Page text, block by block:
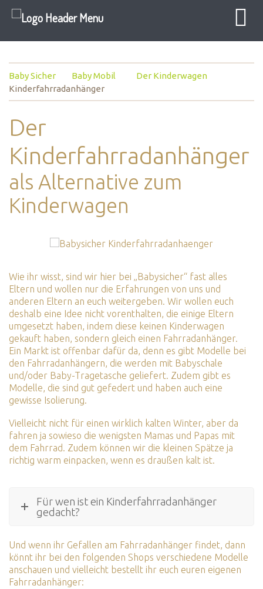
Baby Sicher Baby Mobil
Der Kinderwagen
Kinderfahrradanhänger
Der
Kinderfahrradanhänger
als Alternative zum
Kinderwagen
Wie ihr wisst, sind wir hier bei „Babysicher“ fast alles
Eltern und wollen nur die Erfahrungen von uns und
anderen Eltern an euch weitergeben. Wir wollen euch
deshalb eine Idee nicht vorenthalten, die einige Eltern
umgesetzt haben, indem diese keinen Kinderwagen
gekauft haben, sondern gleich einen Fahrradanhänger.
Ein Markt ist offenbar dafür da, denn es gibt Modelle bei
den Fahrradanhängern, die werden mit Babyschale
und/oder Baby-Tragetasche geliefert. Zudem gibt es
Modelle, die sind gut gefedert und haben auch eine
gewisse Isolierung.
Vielleicht nicht für einen wirklich kalten Winter, aber da
fahren ja sowieso die wenigsten Mamas und Papas mit
dem Fahrrad. Zudem können wir die kleinen Spätze ja
richtig warm einpacken, wenn es draußen kalt ist.
Für wen ist ein Kinderfahrradanhänger
gedacht?
Und wenn ihr Gefallen am Fahrradanhänger findet, dann
könnt ihr bei den folgenden Shops verschiedene Modelle
anschauen und vielleicht bestellt ihr euch euren eigenen
Fahrradanhänger: